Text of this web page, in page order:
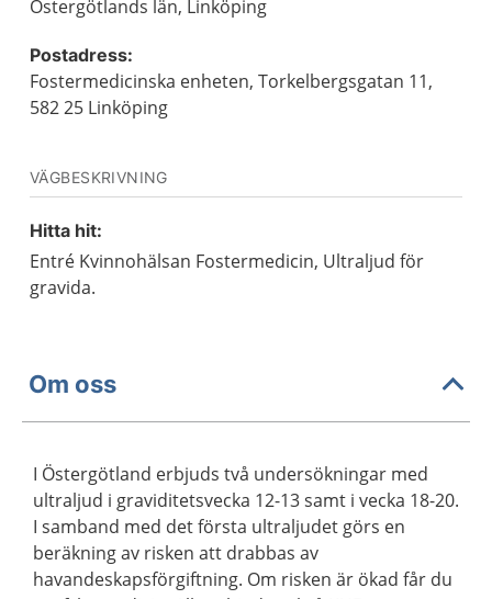
Östergötlands län, Linköping
Postadress:
Fostermedicinska enheten, Torkelbergsgatan 11,
582 25 Linköping
VÄGBESKRIVNING
Hitta hit:
Entré Kvinnohälsan Fostermedicin, Ultraljud för
gravida.
Om oss
I Östergötland erbjuds två undersökningar med
ultraljud i graviditetsvecka 12-13 samt i vecka 18-20.
I samband med det första ultraljudet görs en
beräkning av risken att drabbas av
havandeskapsförgiftning. Om risken är ökad får du